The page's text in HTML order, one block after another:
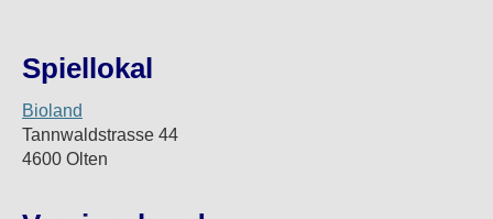
Spiellokal
Bioland
Tannwaldstrasse 44
4600 Olten